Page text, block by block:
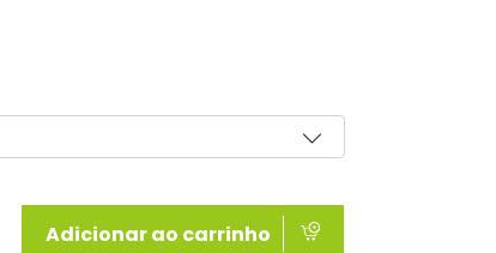
Adicionar ao carrinho